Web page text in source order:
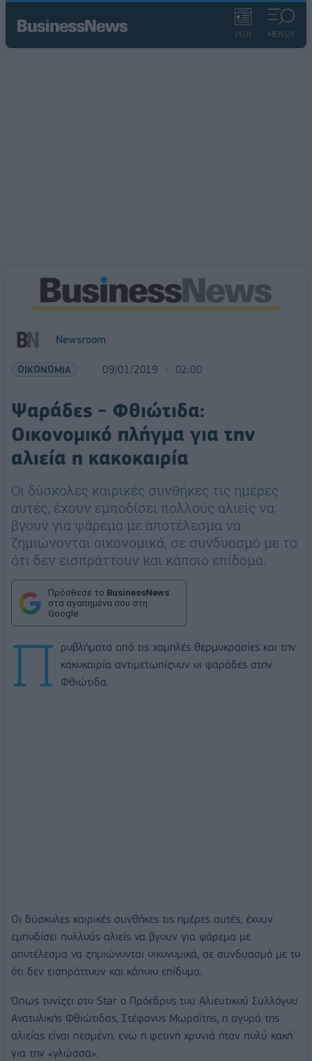
ΡΟΗ ΜΕΝΟΥ
Newsroom
ΟΙΚΟΝΟΜΙΑ 09/01/2019 02:00
Ψαράδες - Φθιώτιδα:
Οικονομικό πλήγμα για την
αλιεία η κακοκαιρία
Οι δύσκολες καιρικές συνθήκες τις ημέρες
αυτές, έχουν εμποδίσει πολλούς αλιείς να
βγουν για ψάρεμα με αποτέλεσμα να
ζημιώνονται οικονομικά, σε συνδυασμό με το
ότι δεν εισπράττουν και κάποιο επίδομα.
Πρόσθεσε το BusinessNews
στα αγαπημένα σου στη
Google
Π
ροβλήματα από τις χαμηλές θερμοκρασίες και την
κακοκαιρία αντιμετωπίζουν οι ψαράδες στην
Φθιώτιδα.
Οι δύσκολες καιρικές συνθήκες τις ημέρες αυτές, έχουν
εμποδίσει πολλούς αλιείς να βγουν για ψάρεμα με
αποτέλεσμα να ζημιώνονται οικονομικά, σε συνδυασμό με το
ότι δεν εισπράττουν και κάποιο επίδομα.
Όπως τονίζει στο Star o Πρόεδρος του Αλιευτικού Συλλόγου
Ανατολικής Φθιώτιδας, Στέφανος Μωραϊτης, η αγορά της
αλιείας είναι πεσμένη, ενώ η φετινή χρονιά ήταν πολύ κακή
για την «γλώσσα».